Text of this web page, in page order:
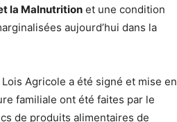
la Malnutrition et une condition
aujourd’hui dans la
Agricole a été signé et mise en
familiale ont été faites par le
de produits alimentaires de